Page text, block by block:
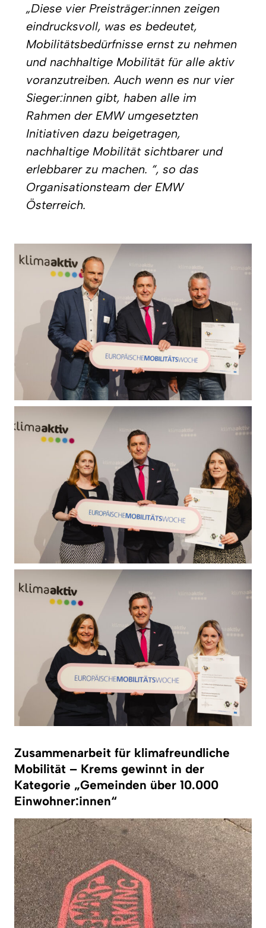
„Diese vier Preisträger:innen zeigen
eindrucksvoll, was es bedeutet,
Mobilitätsbedürfnisse ernst zu nehmen
und nachhaltige Mobilität für alle aktiv
voranzutreiben. Auch wenn es nur vier
Sieger:innen gibt, haben alle im
Rahmen der EMW umgesetzten
Initiativen dazu beigetragen,
nachhaltige Mobilität sichtbarer und
erlebbarer zu machen. “, so das
Organisationsteam der EMW
Österreich.
Zusammenarbeit für klimafreundliche
Mobilität – Krems gewinnt in der
Kategorie „Gemeinden über 10.000
Einwohner:innen“